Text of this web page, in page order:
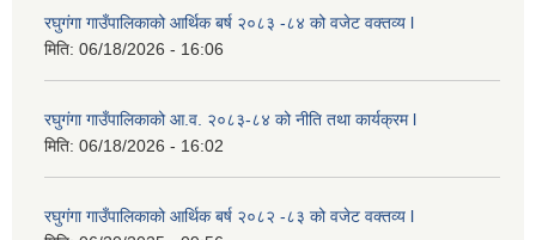
रघुगंगा गाउँपालिकाको आर्थिक बर्ष २०८३ -८४ को वजेट वक्तव्य l
मिति: 06/18/2026 - 16:06
रघुगंगा गाउँपालिकाको आ.व. २०८३-८४ को नीति तथा कार्यक्रम l
मिति: 06/18/2026 - 16:02
रघुगंगा गाउँपालिकाको आर्थिक बर्ष २०८२ -८३ को वजेट वक्तव्य l